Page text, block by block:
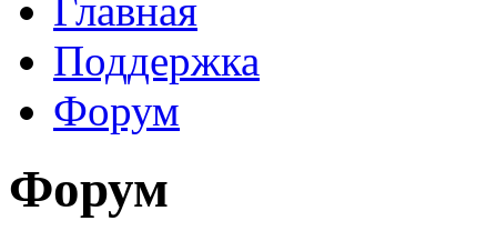
Главная
Поддержка
Форум
Форум